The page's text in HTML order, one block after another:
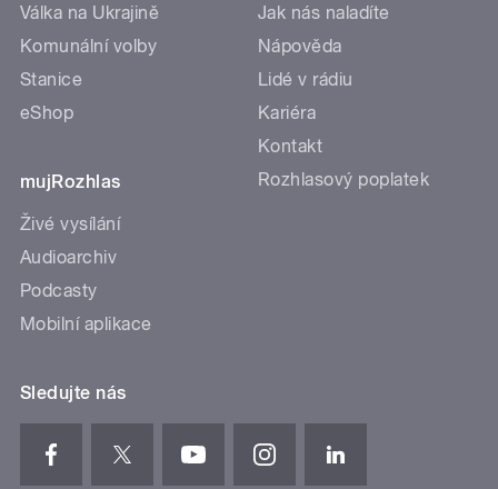
Válka na Ukrajině
Komunální volby
Stanice
eShop
mujRozhlas
Živé vysílání
Audioarchiv
Podcasty
Mobilní aplikace
Jak nás naladíte
Nápověda
Lidé v rádiu
Kariéra
Kontakt
Rozhlasový poplatek
Sledujte nás